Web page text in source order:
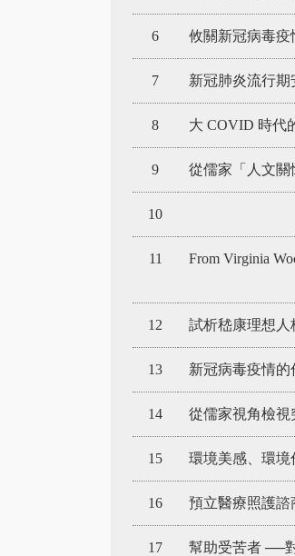
6 攸關新冠病毒疫
7 新冠肺炎流行
8 大 COVID 時代
9 從儒家「人文關
10
11 From Virginia
12 試析嵇康理想人
13 新冠病毒疫情
14 從儒家視角檢視
15 環境美感、環
16 預立醫療照護諮
17 幫助受苦者 ──